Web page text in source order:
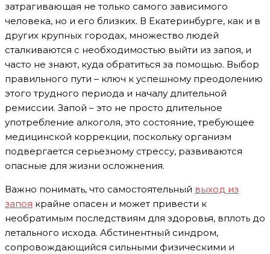
затрагивающая не только самого зависимого
человека, но и его близких. В Екатеринбурге, как и в
других крупных городах, множество людей
сталкиваются с необходимостью выйти из запоя, и
часто не знают, куда обратиться за помощью. Выбор
правильного пути – ключ к успешному преодолению
этого трудного периода и началу длительной
ремиссии. Запой – это не просто длительное
употребление алкоголя, это состояние, требующее
медицинской коррекции, поскольку организм
подвергается серьезному стрессу, развиваются
опасные для жизни осложнения.
Важно понимать, что самостоятельный выход из
запоя крайне опасен и может привести к
необратимым последствиям для здоровья, вплоть до
летального исхода. Абстинентный синдром,
сопровождающийся сильными физическими и